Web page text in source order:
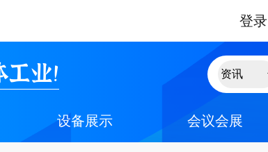
登录
业！
设备展示 会议会展